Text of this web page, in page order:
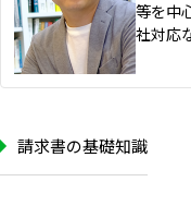
等を中
社対応
請求書の基礎知識